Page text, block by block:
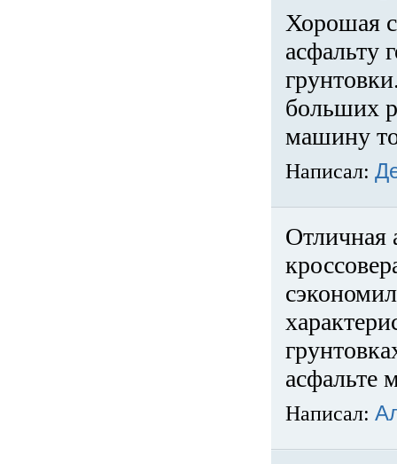
Хорошая
асфальту
больших
машину
Написал:
Отличная
асфальте
Написал: